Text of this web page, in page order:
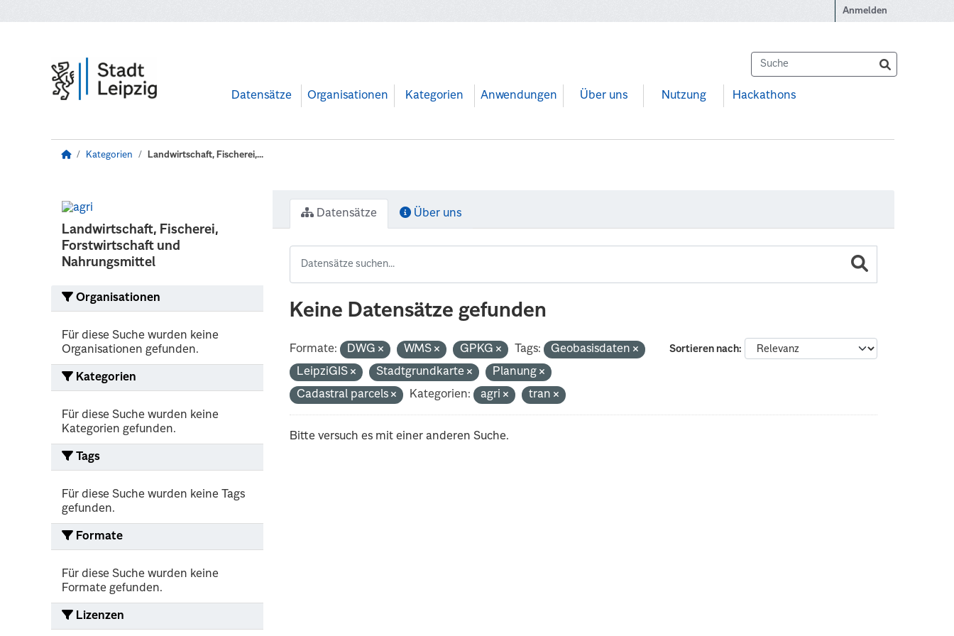
Anmelden
Datensätze Organisationen Kategorien Anwendungen Über uns Nutzung Hackathons
Kategorien Landwirtschaft, Fischerei,...
Landwirtschaft, Fischerei,
Forstwirtschaft und
Nahrungsmittel
Organisationen
Für diese Suche wurden keine
Organisationen gefunden.
Kategorien
Für diese Suche wurden keine
Kategorien gefunden.
Tags
Für diese Suche wurden keine Tags
gefunden.
Formate
Für diese Suche wurden keine
Formate gefunden.
Lizenzen
Datensätze Über uns
Keine Datensätze gefunden
Sortieren nach
Formate: DWG WMS GPKG Tags:
Geobasisdaten
LeipziGIS
Stadtgrundkarte
Planung
Cadastral parcels
Kategorien: agri tran
Bitte versuch es mit einer anderen Suche.